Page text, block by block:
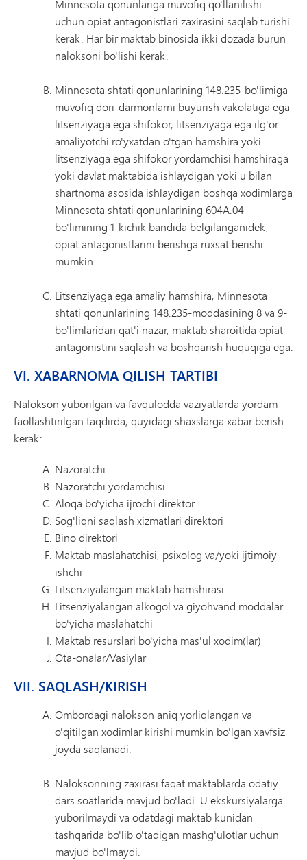
Minnesota qonunlariga muvofiq qo'llanilishi
uchun opiat antagonistlari zaxirasini saqlab turishi
kerak. Har bir maktab binosida ikki dozada burun
naloksoni bo'lishi kerak.
Minnesota shtati qonunlarining 148.235-bo'limiga
muvofiq dori-darmonlarni buyurish vakolatiga ega
litsenziyaga ega shifokor, litsenziyaga ega ilg'or
amaliyotchi ro'yxatdan o'tgan hamshira yoki
litsenziyaga ega shifokor yordamchisi hamshiraga
yoki davlat maktabida ishlaydigan yoki u bilan
shartnoma asosida ishlaydigan boshqa xodimlarga
Minnesota shtati qonunlarining 604A.04-
bo'limining 1-kichik bandida belgilanganidek,
opiat antagonistlarini berishga ruxsat berishi
mumkin.
Litsenziyaga ega amaliy hamshira, Minnesota
shtati qonunlarining 148.235-moddasining 8 va 9-
bo'limlaridan qat'i nazar, maktab sharoitida opiat
antagonistini saqlash va boshqarish huquqiga ega.
VI. XABARNOMA QILISH TARTIBI
Nalokson yuborilgan va favqulodda vaziyatlarda yordam
faollashtirilgan taqdirda, quyidagi shaxslarga xabar berish
kerak:
Nazoratchi
Nazoratchi yordamchisi
Aloqa bo'yicha ijrochi direktor
Sog'liqni saqlash xizmatlari direktori
Bino direktori
Maktab maslahatchisi, psixolog va/yoki ijtimoiy
ishchi
Litsenziyalangan maktab hamshirasi
Litsenziyalangan alkogol va giyohvand moddalar
bo'yicha maslahatchi
Maktab resurslari bo'yicha mas'ul xodim(lar)
Ota-onalar/Vasiylar
VII. SAQLASH/KIRISH
Ombordagi nalokson aniq yorliqlangan va
o'qitilgan xodimlar kirishi mumkin bo'lgan xavfsiz
joyda saqlanadi.
Naloksonning zaxirasi faqat maktablarda odatiy
dars soatlarida mavjud bo'ladi. U ekskursiyalarga
yuborilmaydi va odatdagi maktab kunidan
tashqarida bo'lib o'tadigan mashg'ulotlar uchun
mavjud bo'lmaydi.